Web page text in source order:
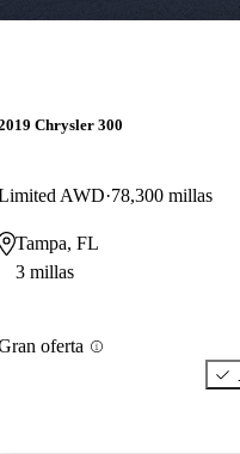
Chrysler 300
AWD 78,300 millas
Tampa, FL
3 millas
oferta